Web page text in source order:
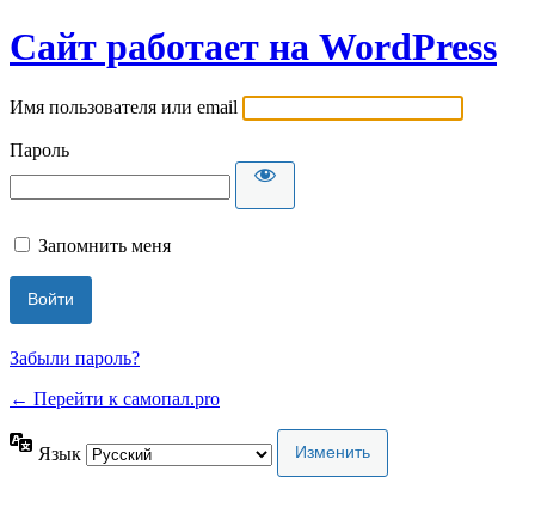
Сайт работает на WordPress
Имя пользователя или email
Пароль
Запомнить меня
Забыли пароль?
← Перейти к самопал.pro
Язык